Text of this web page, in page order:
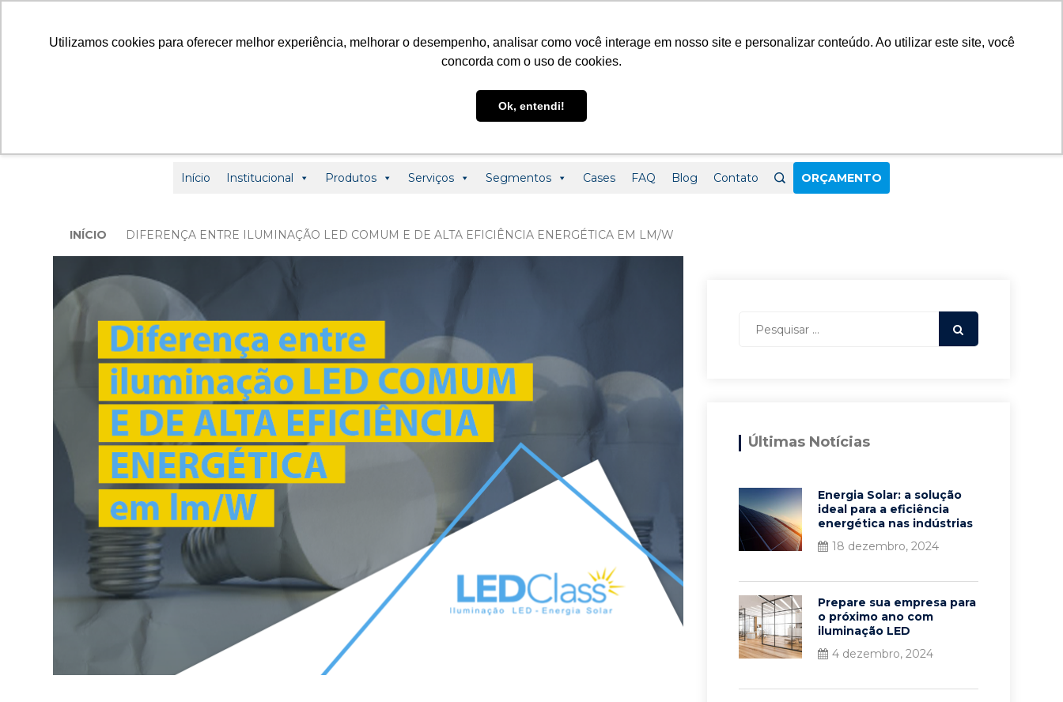
Utilizamos cookies para oferecer melhor experiência, melhorar o desempenho, analisar como você interage em nosso site e personalizar conteúdo. Ao utilizar este site, você
concorda com o uso de cookies.
Ok, entendi!
Início Institucional Produtos Serviços Segmentos Cases FAQ Blog Contato ORÇAMENTO
INÍCIO DIFERENÇA ENTRE ILUMINAÇÃO LED COMUM E DE ALTA EFICIÊNCIA ENERGÉTICA EM LM/W
Últimas Notícias
Energia Solar: a solução
ideal para a eficiência
energética nas indústrias
18 dezembro, 2024
Prepare sua empresa para
o próximo ano com
iluminação LED
4 dezembro, 2024